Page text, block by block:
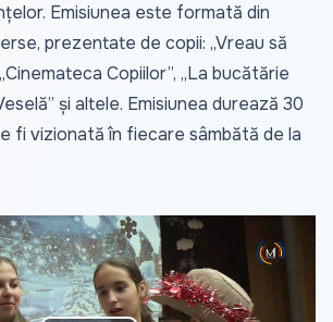
Emisiunea este formată din
prezentate de copii: „Vreau să
Copiilor”, „La bucătărie
și altele. Emisiunea durează 30
fi vizionată în fiecare sâmbătă de la